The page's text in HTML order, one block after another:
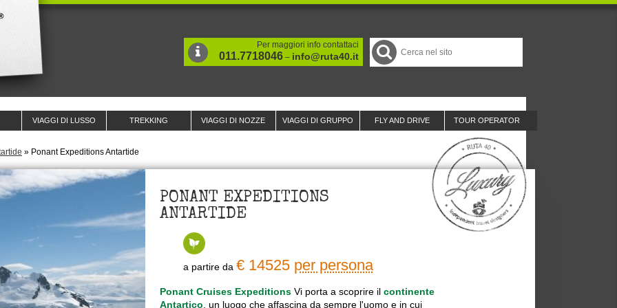
Per maggiori info contattaci
011.7718046 – info@ruta40.it
VIAGGI DI LUSSO TREKKING VIAGGI DI NOZZE VIAGGI DI GRUPPO FLY AND DRIVE TOUR OPERATOR
» Ponant Expeditions Antartide
PONANT EXPEDITIONS
ANTARTIDE
a partire da € 14525 per persona
Ponant Cruises Expeditions Vi porta a scoprire ilcontinente
Antartico, un luogo che affascina da sempre l'uomo e in cui